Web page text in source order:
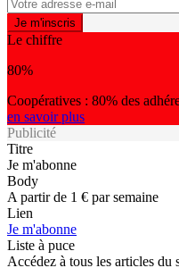
Le chiffre
80%
Coopératives : 80% des
en savoir plus
Publicité
Titre
Je m'abonne
Body
A partir de 1 € par semaine
Lien
Je m'abonne
Liste à puce
Accédez à tous les articles